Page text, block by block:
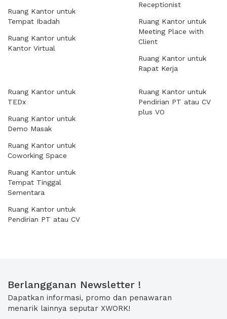
Ruang Kantor untuk
Tempat Ibadah
Ruang Kantor untuk
Kantor Virtual
Receptionist
Ruang Kantor untuk
Meeting Place with
Client
Ruang Kantor untuk
Rapat Kerja
Ruang Kantor untuk
TEDx
Ruang Kantor untuk
Demo Masak
Ruang Kantor untuk
Coworking Space
Ruang Kantor untuk
Tempat Tinggal
Sementara
Ruang Kantor untuk
Pendirian PT atau CV
Ruang Kantor untuk
Pendirian PT atau CV
plus VO
Berlangganan Newsletter !
Dapatkan informasi, promo dan penawaran
menarik lainnya seputar XWORK!